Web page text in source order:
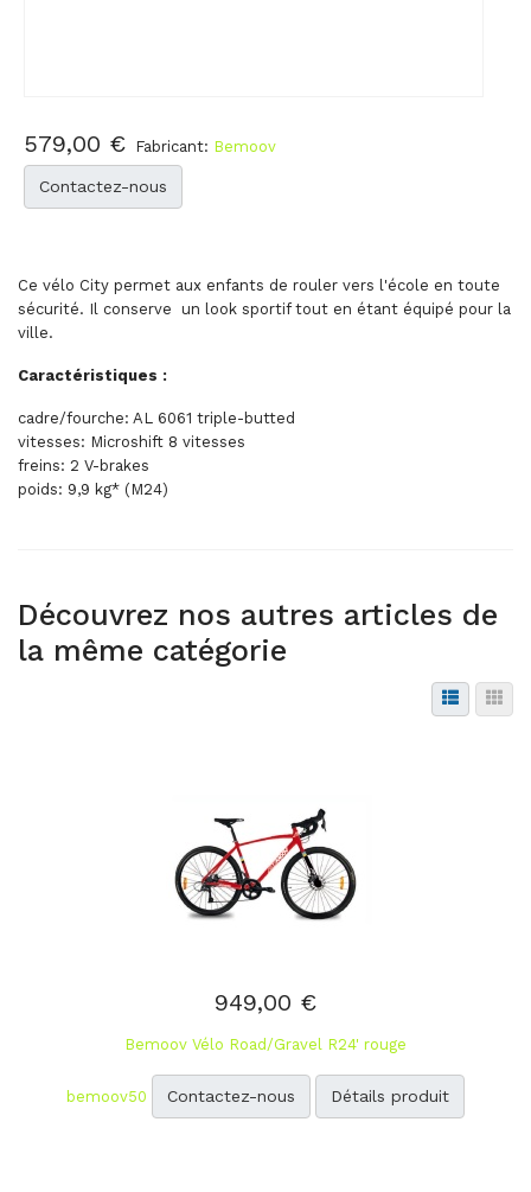
579,00 € Fabricant: Bemoov
Contactez-nous
Ce vélo City permet aux enfants de rouler vers l'école en toute
sécurité. Il conserve un look sportif tout en étant équipé pour la
ville.
Caractéristiques :
cadre/fourche: AL 6061 triple-butted
vitesses: Microshift 8 vitesses
freins: 2 V-brakes
poids: 9,9 kg* (M24)
Découvrez nos autres articles de
la même catégorie
949,00 €
Bemoov Vélo Road/Gravel R24' rouge
bemoov50 Contactez-nous Détails produit